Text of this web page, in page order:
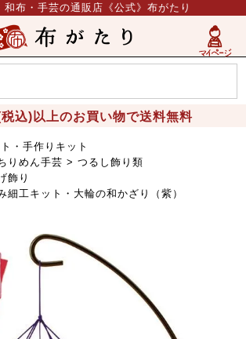
和布・手芸の通販店《公式》布がたり
込)以上のお買い物で送料無料
・手作りキット
りめん手芸
つるし飾り類
飾り
細工キット・大輪の和かざり（紫）